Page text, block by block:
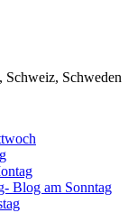
Schweden
Blog am Sonntag